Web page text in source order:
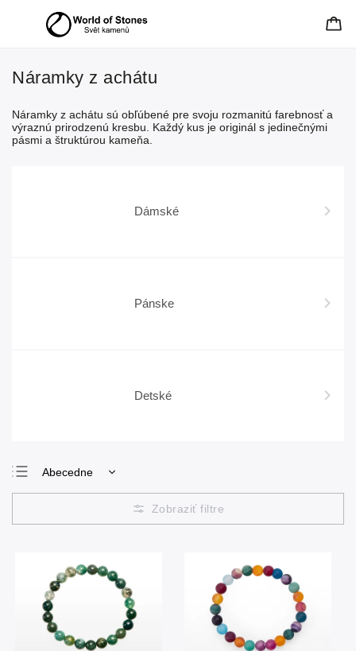
Náramky z achátu
Náramky z achátu sú obľúbené pre svoju rozmanitú farebnosť a
výraznú prirodzenú kresbu. Každý kus je originál s jedinečnými
pásmi a štruktúrou kameňa.
Dámské
Pánske
Detské
Abecedne
Najlacnejšie
Najdrahšie